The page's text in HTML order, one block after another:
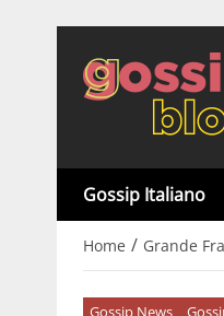
Gossip Italiano
Home / Grande
Gossip News